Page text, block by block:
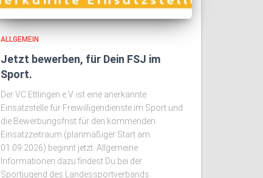
ALLGEMEIN
Jetzt bewerben, für Dein FSJ im
Sport.
Der VC Ettlingen e.V. ist eine anerkannte
Einsatzstelle für Freiwilligendienste im Sport und
die Bewerbungsfrist für den kommenden
Einsatzzeitraum (planmäßiger Start am
01.09.2026) beginnt jetzt. Allgemeine
Informationen dazu findest Du bei der
Sportjugend des Landessportverbands